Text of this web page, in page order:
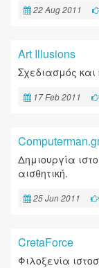
22 Aug 2011
Art Illusions
Σχεδιασμός
17 Feb 2011
Δημιουργία
αισθητική.
25 Jun 2011
CretaForce
Φιλοξενία